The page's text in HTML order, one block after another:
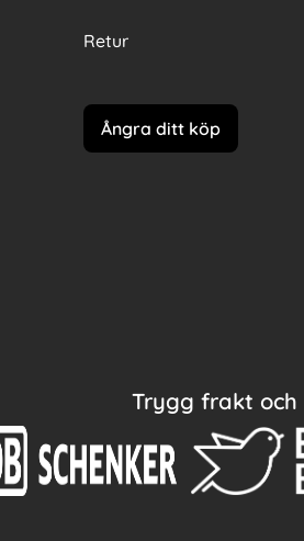
Retur
Ångra ditt köp
Trygg frakt och